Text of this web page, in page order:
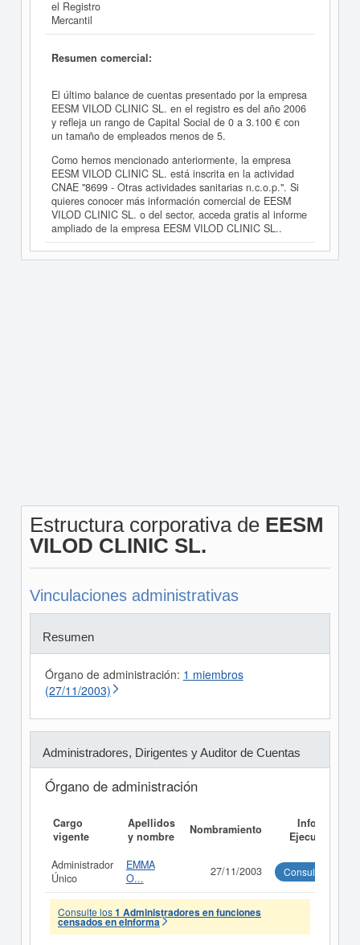
el Registro
Mercantil
Resumen comercial:
El último balance de cuentas presentado por la empresa
EESM VILOD CLINIC SL. en el registro es del año 2006
y refleja un rango de Capital Social de 0 a 3.100 € con
un tamaño de empleados menos de 5.
Como hemos mencionado anteriormente, la empresa
EESM VILOD CLINIC SL. está inscrita en la actividad
CNAE "8699 - Otras actividades sanitarias n.c.o.p.". Si
quieres conocer más información comercial de EESM
VILOD CLINIC SL. o del sector, acceda gratis al informe
ampliado de la empresa EESM VILOD CLINIC SL..
Estructura corporativa de EESM
VILOD CLINIC SL.
Vinculaciones administrativas
Resumen
Órgano de administración: 1 miembros
(27/11/2003)
Administradores, Dirigentes y Auditor de Cuentas
Órgano de administración
Cargo
vigente
Apellidos
y nombre
Nombramiento
Informe
Ejecutivo
Administrador
Único
EMMA
O...
27/11/2003 Consultar
Consulte los1 Administradores en funciones
censados en eInforma